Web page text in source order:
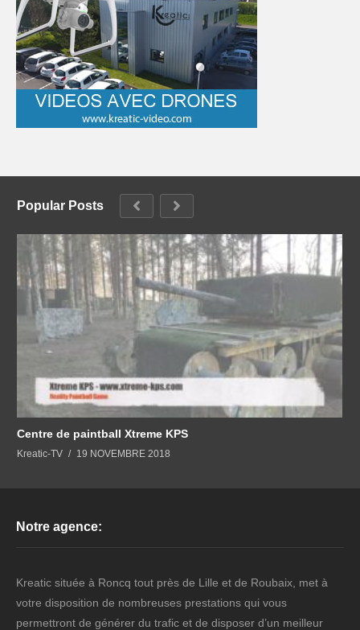
Popular Posts
Centre de paintball Xtreme KPS
Kreatic-TV 19 NOVEMBRE 2018
Notre agence:
Kreatic située à Roncq tout près de Lille et de Roubaix, met à
votre disposition de nombreuses prestations qui vous
permettront de générer du trafic et de disposer d’un meilleur